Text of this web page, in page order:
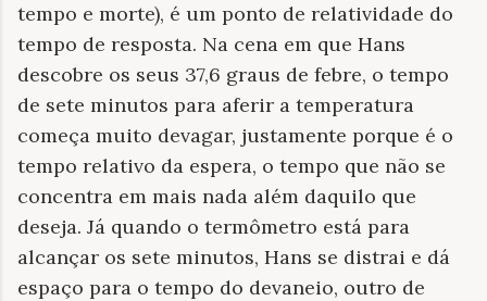
tempo e morte), é um ponto de relatividade do
tempo de resposta. Na cena em que Hans
descobre os seus 37,6 graus de febre, o tempo
de sete minutos para aferir a temperatura
começa muito devagar, justamente porque é o
tempo relativo da espera, o tempo que não se
concentra em mais nada além daquilo que
deseja. Já quando o termômetro está para
alcançar os sete minutos, Hans se distrai e dá
espaço para o tempo do devaneio, outro de